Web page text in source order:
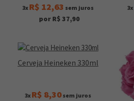
3x R$ 12,63 sem juros
por R$ 37,90
3x
Cerveja Heineken 330ml
3x R$ 8,30 sem juros